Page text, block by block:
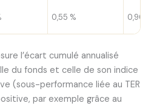
0,55 % 0,90 %
l’écart cumulé annualisé
du fonds et celle de son indice
(sous-performance liée au TER
par exemple grâce au